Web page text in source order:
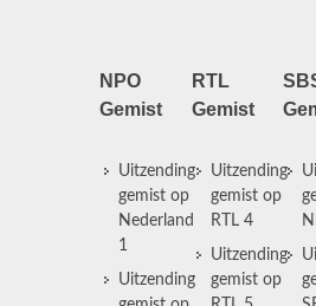
NPO
Gemist
Uitzending
gemist op
Nederland
1
Uitzending
RTL
Gemist
Uitzending
gemist op
RTL 4
Uitzending
gemist op